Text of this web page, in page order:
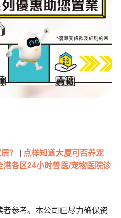
？
点样知道大厦可否养宠
港各区24小时兽医/宠物医院诊
参考。本公司已尽力确保资